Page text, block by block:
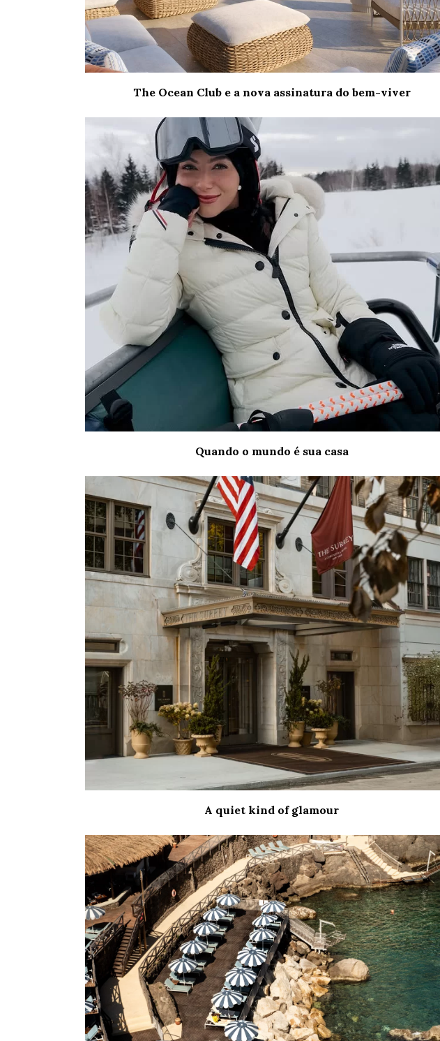
The Ocean Club e a nova assinatura do bem-viver
Quando o mundo é sua casa
A quiet kind of glamour